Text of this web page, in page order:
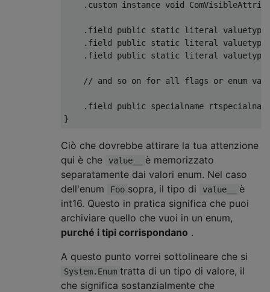
. custom instance void
. field public static literal
. field public static literal
. field public static literal
// and so on for all flags or enum
. field public specialname
}
Ciò che dovrebbe attirare la tua attenzione
qui è che
value__
è memorizzato
separatamente dai valori enum. Nel caso
dell'enum
Foo sopra, il tipo di value__
è
int16. Questo in pratica significa che puoi
archiviare quello che vuoi in un enum,
purché i tipi corrispondano .
A questo punto vorrei sottolineare che si
System.Enum tratta di un tipo di valore, il
che significa sostanzialmente che